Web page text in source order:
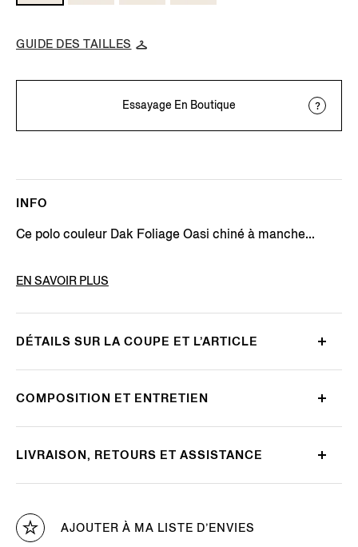
AJOUTER À MA LISTE D’ENVIES
GUIDE DES TAILLES
Essayage En Boutique
INFO
Ce polo couleur Dak Foliage Oasi chiné à manche...
CODE DE L’ARTICLE
EN SAVOIR PLUS
DÉTAILS SUR LA COUPE ET L’ARTICLE
COMPOSITION ET ENTRETIEN
LIVRAISON, RETOURS ET ASSISTANCE